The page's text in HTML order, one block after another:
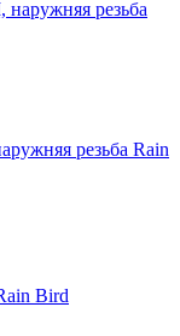
резьба Rain